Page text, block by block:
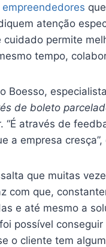
empreendedores
atenção
cuidado permite
tempo,
Boesso,
de boleto
“É através de
a empresa cresça”,
que muitas
com que,
e até mesmo a
possível
o cliente tem